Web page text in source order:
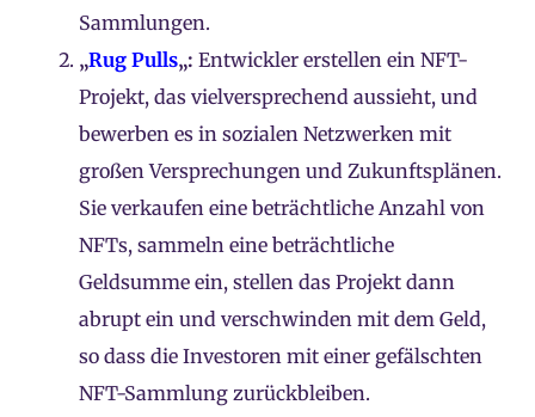
Sammlungen.
„Rug Pulls„: Entwickler erstellen ein NFT-
Projekt, das vielversprechend aussieht, und
bewerben es in sozialen Netzwerken mit
großen Versprechungen und Zukunftsplänen.
Sie verkaufen eine beträchtliche Anzahl von
NFTs, sammeln eine beträchtliche
Geldsumme ein, stellen das Projekt dann
abrupt ein und verschwinden mit dem Geld,
so dass die Investoren mit einer gefälschten
NFT-Sammlung zurückbleiben.